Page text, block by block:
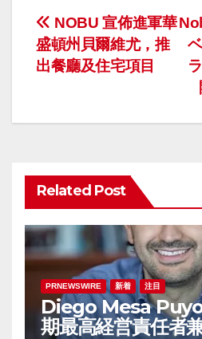
投
稿
ビ
ー
シ
ョ
ン
NOBU 宣佈進軍華
盛頓州貝爾維尤，推
出餐廳及住宅項目
Related Post
PRNEWSWIRE 新着 注目
Diego Mesa
期最高経営責任者